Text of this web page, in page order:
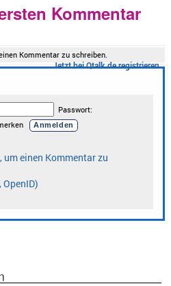
Kommentar